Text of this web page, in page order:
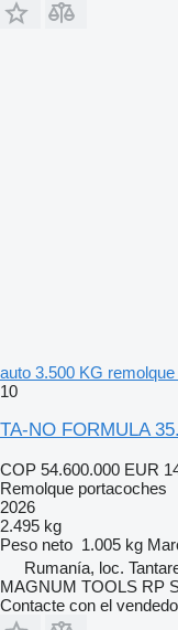
auto 3.500 KG
10
TA-NO FORMULA
COP 54.600.000 EUR
Remolque portacoches
2026
2.495 kg
Peso neto 1.005 kg
Rumanía, loc.
MAGNUM TOOLS RP
Contacte con el